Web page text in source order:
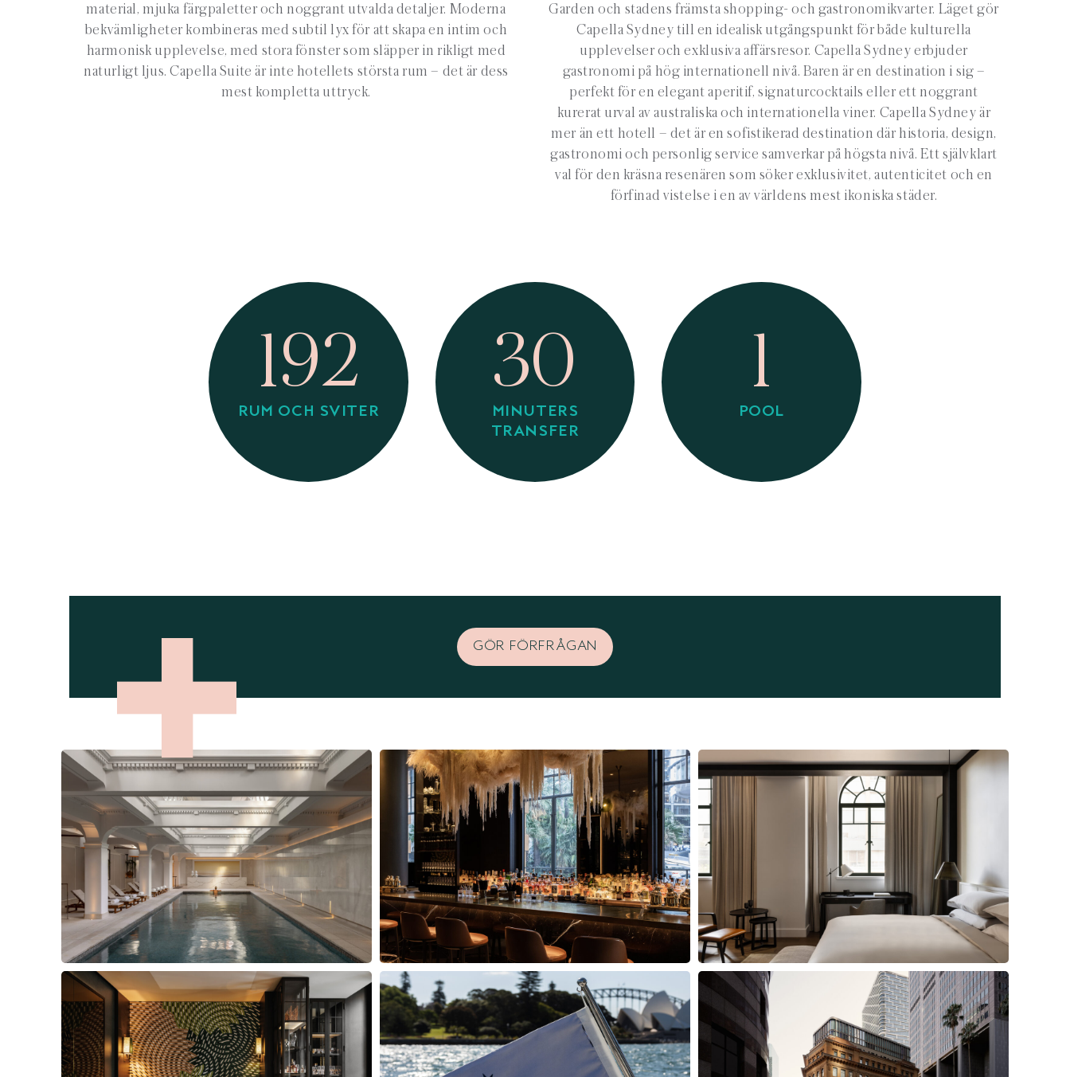
material, mjuka färgpaletter och noggrant utvalda detaljer. Moderna
bekvämligheter kombineras med subtil lyx för att skapa en intim och
harmonisk upplevelse, med stora fönster som släpper in rikligt med
naturligt ljus. Capella Suite är inte hotellets största rum – det är dess
mest kompletta uttryck.
Garden och stadens främsta shopping- och gastronomikvarter. Läget gör
Capella Sydney till en idealisk utgångspunkt för både kulturella
upplevelser och exklusiva affärsresor. Capella Sydney erbjuder
gastronomi på hög internationell nivå. Baren är en destination i sig –
perfekt för en elegant aperitif, signaturcocktails eller ett noggrant
kurerat urval av australiska och internationella viner. Capella Sydney är
mer än ett hotell – det är en sofistikerad destination där historia, design,
gastronomi och personlig service samverkar på högsta nivå. Ett självklart
val för den kräsna resenären som söker exklusivitet, autenticitet och en
förfinad vistelse i en av världens mest ikoniska städer.
192
RUM OCH SVITER
30
MINUTERS
TRANSFER
1
POOL
GÖR FÖRFRÅGAN